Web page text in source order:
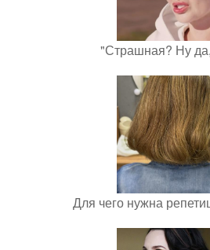
"Страшная? Ну
Для чего нужна